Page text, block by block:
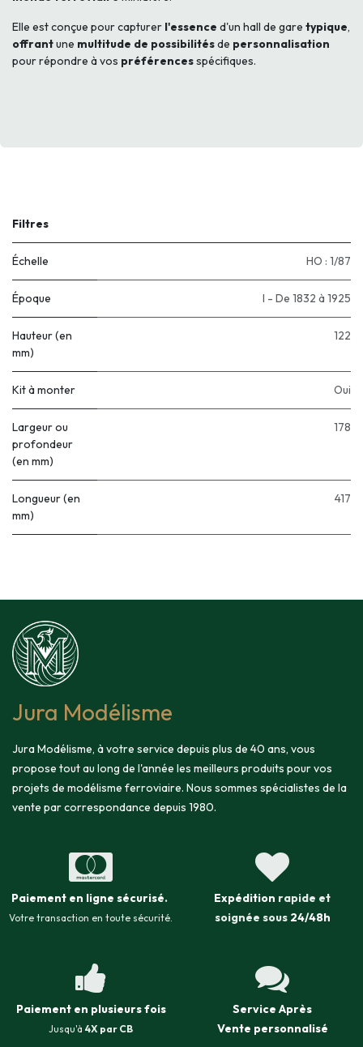
Elle est conçue pour capturer l'essence d'un hall de gare typique,
offrantune multitude de possibilitésde personnalisation
pour répondre à vos préférencesspécifiques.
Filtres
Échelle HO : 1/87
Époque I - De 1832 à 1925
Hauteur (en
mm)
122
Kit à monter Oui
Largeur ou
profondeur
(en mm)
178
Longueur (en
mm)
417
Jura Modélisme
Jura Modélisme, à votre service depuis plus de 40 ans, vous
propose tout au long de l'année les meilleurs produits pour vos
projets de modélisme ferroviaire. Nous sommes spécialistes de la
vente par correspondance depuis 1980.
Paiement en ligne sécurisé.
Votre transaction en toute sécurité.
Expédition rapide et
soignée sous 24/48h
Paiement en plusieurs fois
Jusqu'à 4X par CB
Service Après
Vente personnalisé